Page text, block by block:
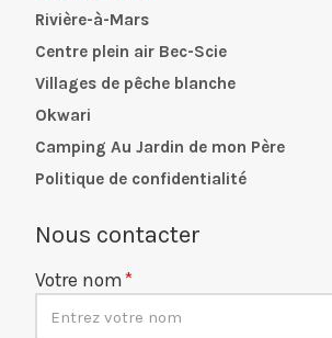
Rivière-à-Mars
Centre plein air Bec-Scie
Villages de pêche blanche
Okwari
Camping Au Jardin de mon Père
Politique de confidentialité
Nous contacter
Votre nom